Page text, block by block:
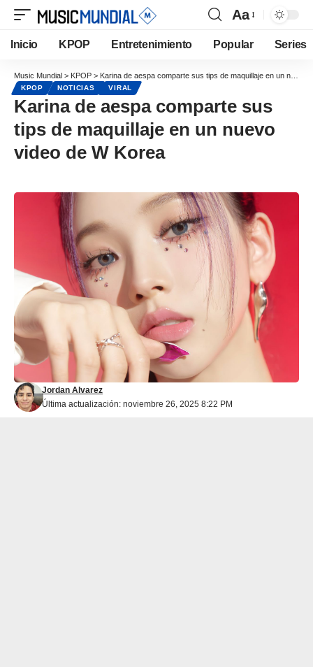
Aa
Inicio KPOP Entretenimiento Popular Series
Music Mundial > KPOP > Karina de aespa comparte sus tips de maquillaje en un nuevo video de W Korea
KPOP NOTICIAS VIRAL
Karina de aespa comparte sus
tips de maquillaje en un nuevo
video de W Korea
Última actualización: noviembre 26, 2025 8:22 PM
Jordan Alvarez